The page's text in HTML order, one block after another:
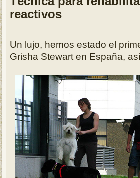
reactivos
Un lujo, hemos estado el
Grisha Stewart en España,